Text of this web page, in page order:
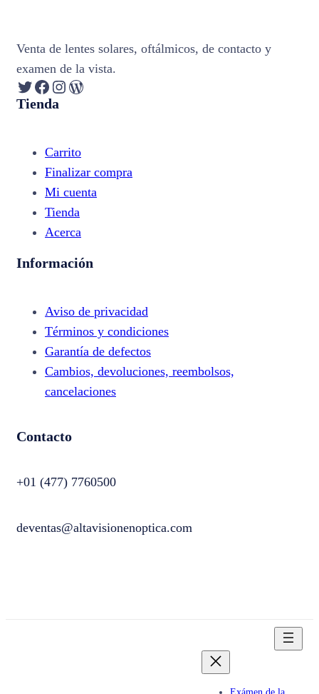
Venta de lentes solares, oftálmicos, de contacto y
examen de la vista.
Twitter Facebook Instagram WordPress
Tienda
Carrito
Finalizar compra
Mi cuenta
Tienda
Acerca
Información
Aviso de privacidad
Términos y condiciones
Garantía de defectos
Cambios, devoluciones, reembolsos,
cancelaciones
Contacto
+01 (477) 7760500
deventas@altavisionenoptica.com